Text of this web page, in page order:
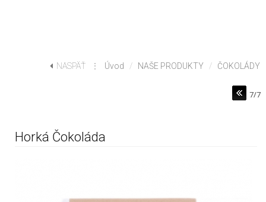
NASPÄŤ ⋮ Úvod / NAŠE PRODUKTY / ČOKOLÁDY
7/7
Horká Čokoláda